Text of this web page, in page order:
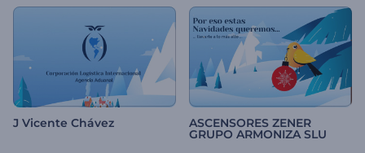
J Vicente Chávez ASCENSORES ZENER
GRUPO ARMONIZA SLU